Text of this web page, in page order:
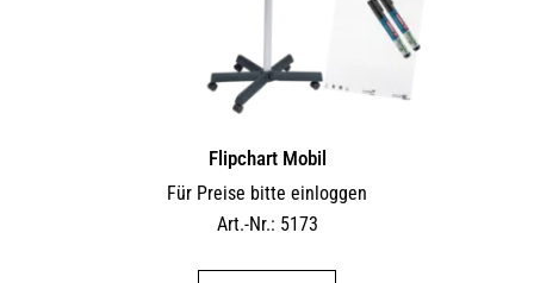
Flipchart Mobil
Für Preise bitte einloggen
Art.-Nr.: 5173